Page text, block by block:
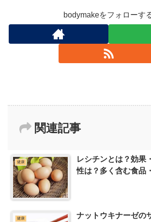
bodymakeをフォローす
関連記事
健康
レシチンとは？効果
性は？多く含む食品
健康
ナットウキナーゼの